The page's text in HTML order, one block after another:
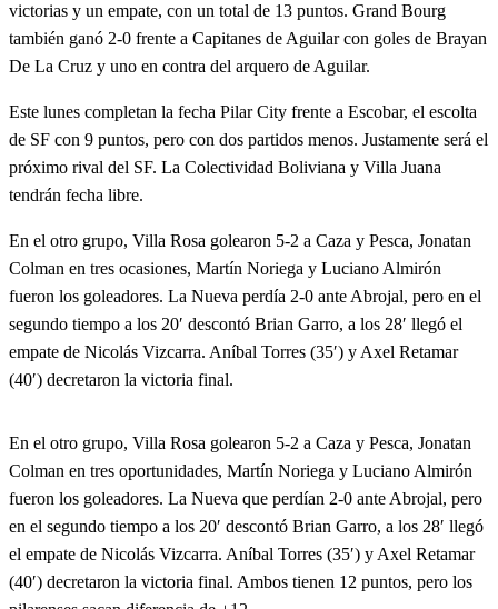
victorias y un empate, con un total de 13 puntos. Grand Bourg
también ganó 2-0 frente a Capitanes de Aguilar con goles de Brayan
De La Cruz y uno en contra del arquero de Aguilar.
Este lunes completan la fecha Pilar City frente a Escobar, el escolta
de SF con 9 puntos, pero con dos partidos menos. Justamente será el
próximo rival del SF. La Colectividad Boliviana y Villa Juana
tendrán fecha libre.
En el otro grupo, Villa Rosa golearon 5-2 a Caza y Pesca, Jonatan
Colman en tres ocasiones, Martín Noriega y Luciano Almirón
fueron los goleadores. La Nueva perdía 2-0 ante Abrojal, pero en el
segundo tiempo a los 20′ descontó Brian Garro, a los 28′ llegó el
empate de Nicolás Vizcarra. Aníbal Torres (35′) y Axel Retamar
(40′) decretaron la victoria final.
En el otro grupo, Villa Rosa golearon 5-2 a Caza y Pesca, Jonatan
Colman en tres oportunidades, Martín Noriega y Luciano Almirón
fueron los goleadores. La Nueva que perdían 2-0 ante Abrojal, pero
en el segundo tiempo a los 20′ descontó Brian Garro, a los 28′ llegó
el empate de Nicolás Vizcarra. Aníbal Torres (35′) y Axel Retamar
(40′) decretaron la victoria final. Ambos tienen 12 puntos, pero los